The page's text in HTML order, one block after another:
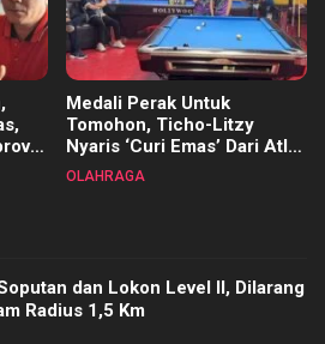
Medali Perak Untuk
Tomohon, Ticho-Litzy
Nyaris ‘Curi Emas’ Dari Atlet
Biliar PON di Porprov Sulut
OLAHRAGA
dan Lokon Level II, Dilarang
Radius 1,5 Km